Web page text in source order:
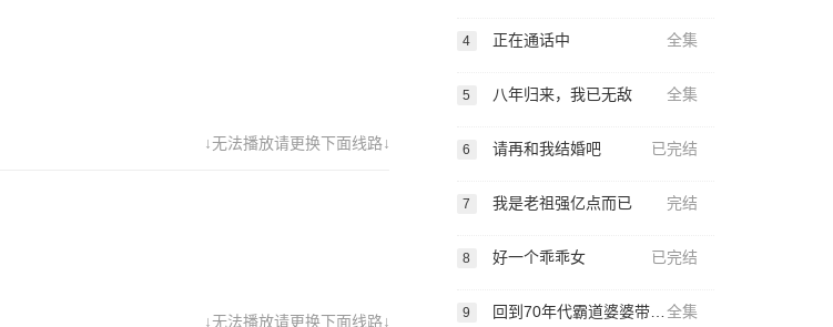
↓无法播放请更换下面线路↓
↓无法播放请更换下面线路↓
4 正在通话中 全集
5 八年归来，我已无敌 全集
6 请再和我结婚吧 已完结
7 我是老祖强亿点而已 完结
8 好一个乖乖女 已完结
9 回到70年代霸道婆婆带我飞 全集